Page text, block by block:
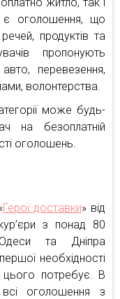
оголошення, що
продуктів та
пропонують
перевезення,
волонтерства.
може будь-
на безоплатній
оголошень.
Герої доставки» від
з понад 80
та Дніпра
необхідності
цього потребує. В
оголошення з